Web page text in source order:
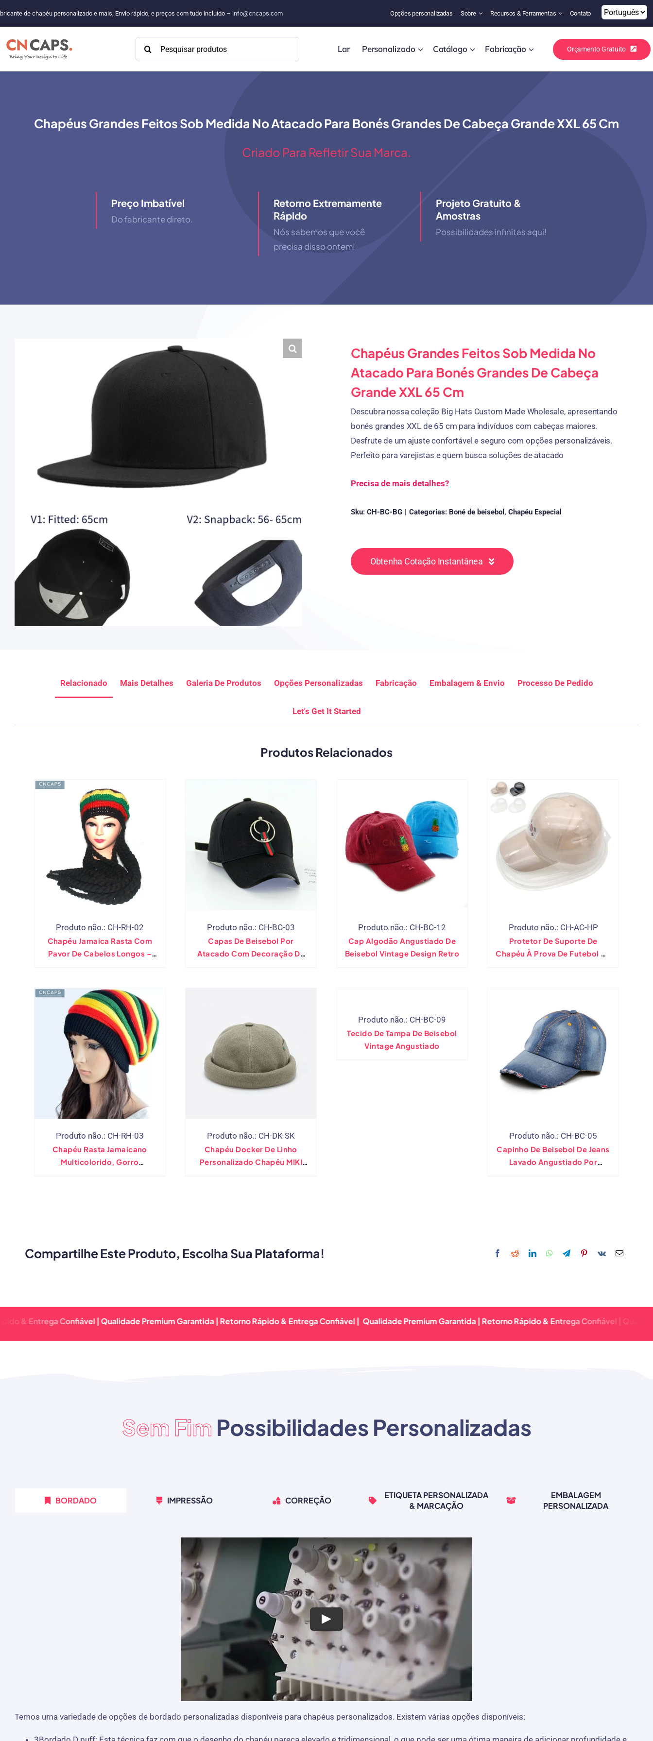
conteúdo
de chapéu personalizado e mais, Envio rápido, e preços com tudo incluído – info@cncaps.com Opções personalizadas Sobre Recursos & Ferramentas Contato
Procurar: Lar Personalizado Catálogo Fabricação Orçamento Gratuito
Chapéus Grandes Feitos Sob Medida No Atacado Para Bonés Grandes De Cabeça Grande XXL 65 Cm
Criado Para Refletir Sua Marca.
Preço Imbatível
Do fabricante direto.
Retorno Extremamente
Rápido
Nós sabemos que você
precisa disso ontem!
Projeto Gratuito &
Amostras
Possibilidades infinitas aqui!
Chapéus Grandes Feitos Sob Medida No
Atacado Para Bonés Grandes De Cabeça
Grande XXL 65 Cm
Descubra nossa coleção Big Hats Custom Made Wholesale, apresentando
bonés grandes XXL de 65 cm para indivíduos com cabeças maiores.
Desfrute de um ajuste confortável e seguro com opções personalizáveis.
Perfeito para varejistas e quem busca soluções de atacado
Precisa de mais detalhes?
Sku: CH-BC-BG | Categorias: Boné de beisebol , Chapéu Especial
Obtenha Cotação Instantânea
Relacionado Mais Detalhes Galeria De Produtos Opções Personalizadas Fabricação Embalagem & Envio Processo De Pedido
Let's Get It Started
Produtos Relacionados
Produto não.: CH-RH-02
Chapéu Jamaica Rasta Com
Pavor De Cabelos Longos –
Produto não.: CH-BC-03
Capas De Beisebol Por
Atacado Com Decoração De
Produto não.: CH-BC-12
Cap Algodão Angustiado De
Beisebol Vintage Design Retro
Produto não.: CH-AC-HP
Protetor De Suporte De
Chapéu À Prova De Futebol De
Produto não.: CH-RH-03
Chapéu Rasta Jamaicano
Multicolorido, Gorro
Produto não.: CH-DK-SK
Chapéu Docker De Linho
Personalizado Chapéu MIKI
Produto não.: CH-BC-09
Tecido De Tampa De Beisebol
Vintage Angustiado
Produto não.: CH-BC-05
Capinho De Beisebol De Jeans
Lavado Angustiado Por
Compartilhe Este Produto, Escolha Sua Plataforma!
Confiável | Qualidade Premium Garantida | Retorno Rápido & Entrega Confiável | Qualidade Premium Garantida | Retorno Rápido & Entrega Confiável | Qualidade
Sem Fim Possibilidades Personalizadas
BORDADO IMPRESSÃO CORREÇÃO
ETIQUETA PERSONALIZADA
& MARCAÇÃO
EMBALAGEM
PERSONALIZADA
Temos uma variedade de opções de bordado personalizadas disponíveis para chapéus personalizados. Existem várias opções disponíveis: